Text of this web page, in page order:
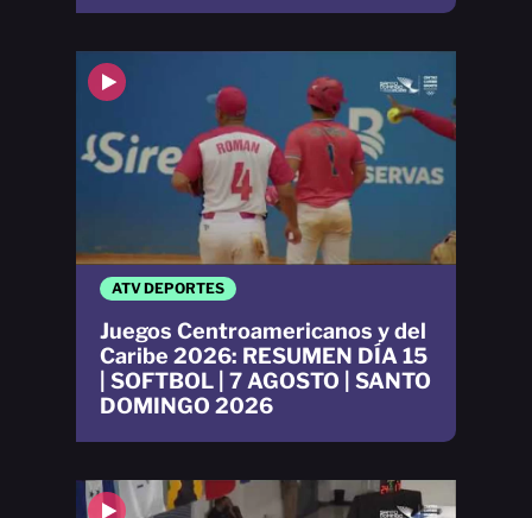
ATV DEPORTES
Juegos Centroamericanos y del
Caribe 2026: RESUMEN DÍA 15
| SOFTBOL | 7 AGOSTO | SANTO
DOMINGO 2026